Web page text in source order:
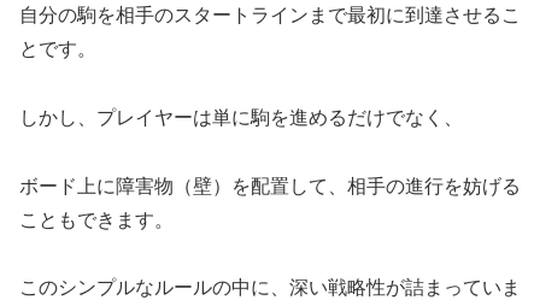
自分の駒を相手のスタートラインまで最初に到達させるこ
とです。
しかし、プレイヤーは単に駒を進めるだけでなく、
ボード上に障害物（壁）を配置して、相手の進行を妨げる
こともできます。
このシンプルなルールの中に、深い戦略性が詰まっていま